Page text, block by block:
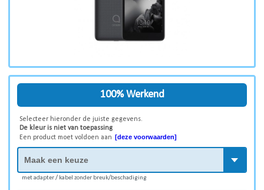
100% Werkend
Selecteer hieronder de juiste gegevens.
De kleur is niet van toepassing
Een product moet voldoen aan [deze voorwaarden]
met adapter / kabel zonder breuk/beschadiging